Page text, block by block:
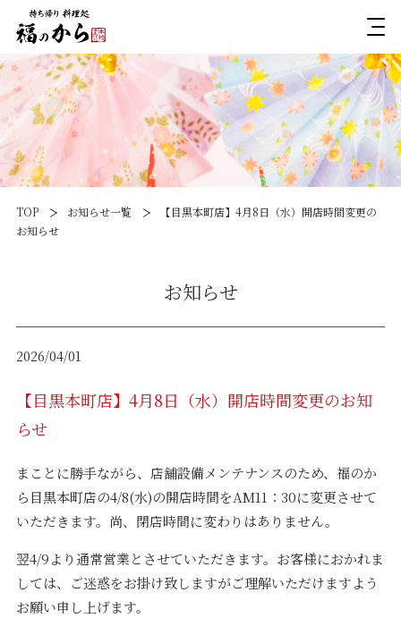
TOP お知らせ一覧
【目黒本町店】4月8日（水）開店時間変更の
お知らせ
お知らせ
2026/04/01
【目黒本町店】4月8日（水）開店時間変更のお知
らせ
まことに勝手ながら、店舗設備メンテナンスのため、福のか
ら目黒本町店の4/8(水)の開店時間をAM11：30に変更させて
いただきます。尚、閉店時間に変わりはありません。
翌4/9より通常営業とさせていただきます。お客様におかれま
しては、ご迷惑をお掛け致しますがご理解いただけますよう
お願い申し上げます。